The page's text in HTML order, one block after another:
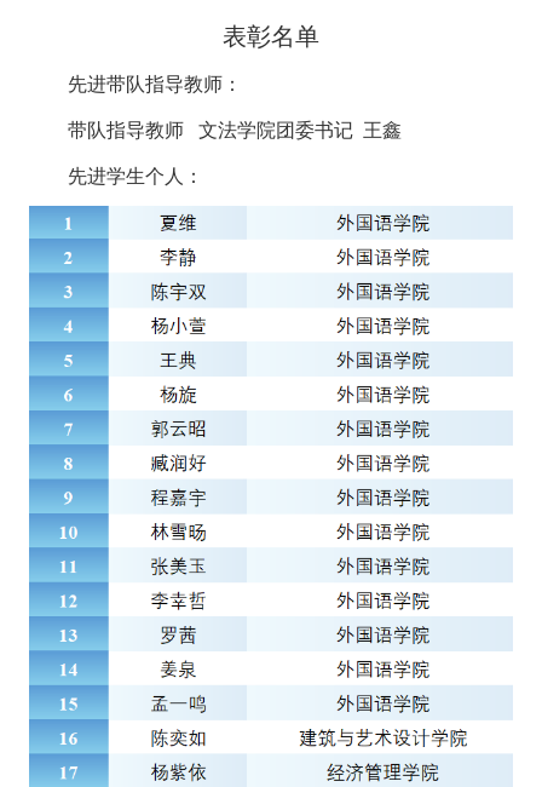
表彰名单
先进带队指导教师：
带队指导教师 文法学院团委书记 王鑫
先进学生个人：